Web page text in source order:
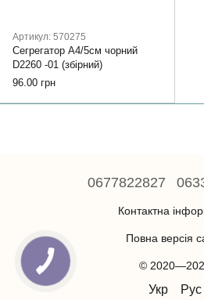
Артикул: 570275
Сегрегатор А4/5см чорний
D2260 -01 (збірний)
96.00 грн
0677822827
Контактна
Повна версія
©
Укр Рус